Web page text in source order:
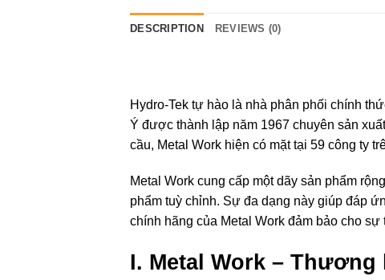
DESCRIPTION REVIEWS (0)
Hydro-Tek tự hào là nhà phân phối chính
Ý được thành lập năm 1967 chuyên sản
cầu, Metal Work hiện có mặt tại 59 công ty
Metal Work cung cấp một dãy sản phẩm
phẩm tuỳ chỉnh. Sự đa dạng này giúp đáp
chính hãng của Metal Work đảm bảo cho
I. Metal Work –